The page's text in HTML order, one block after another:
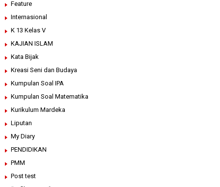
Feature
Internasional
K 13 Kelas V
KAJIAN ISLAM
Kata Bijak
Kreasi Seni dan Budaya
Kumpulan Soal IPA
Kumpulan Soal Matematika
Kurikulum Mardeka
Liputan
My Diary
PENDIDIKAN
PMM
Post test